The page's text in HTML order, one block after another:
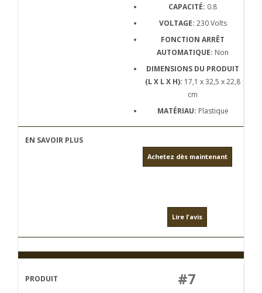
CAPACITÉ: 0.8
VOLTAGE: 230 Volts
FONCTION ARRÊT
AUTOMATIQUE: Non
DIMENSIONS DU PRODUIT
(L X L X H): 17,1 x 32,5 x 22,8
cm
MATÉRIAU: Plastique
Achetez dès maintenant
Lire l'avis
#7